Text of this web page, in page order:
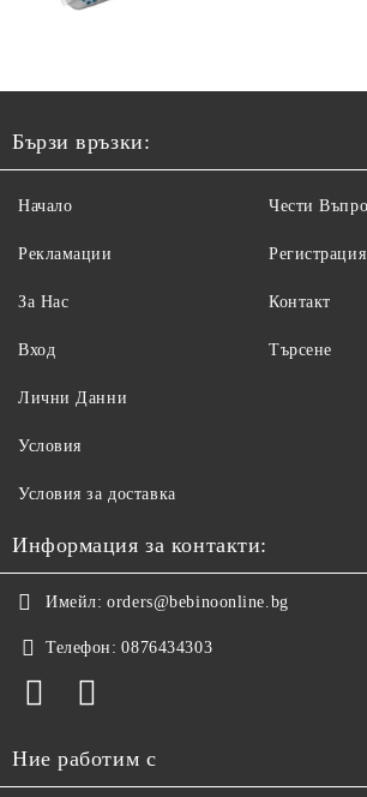
Бързи връзки:
Начало
Рекламации
За Нас
Вход
Чести
Регистрация
Контакт
Търсене
Лични Данни
Условия
Условия за доставка
Информация за контакти:
Имейл: orders@bebinoonline.bg
Телефон: 0876434303
Ние работим с